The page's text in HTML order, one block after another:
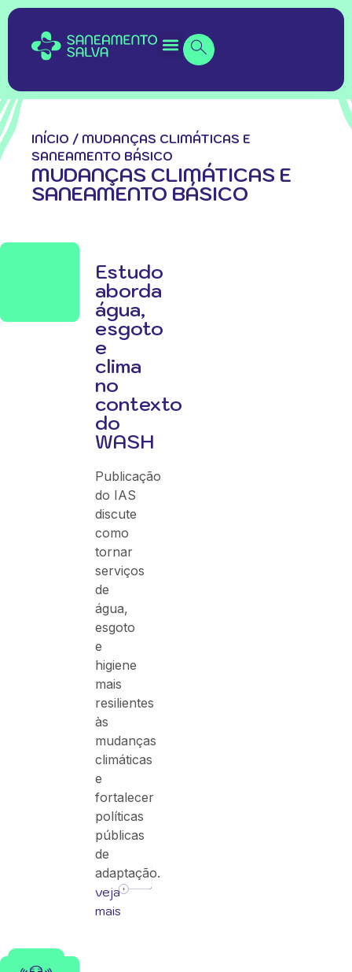
INÍCIO / MUDANÇAS CLIMÁTICAS E
SANEAMENTO BÁSICO
MUDANÇAS CLIMÁTICAS E
SANEAMENTO BÁSICO
Estudo
aborda
água,
esgoto
e
clima
no
contexto
do
WASH
Publicação
do IAS
discute
como
tornar
serviços
de
água,
esgoto
e
higiene
mais
resilientes
às
mudanças
climáticas
e
fortalecer
políticas
públicas
de
adaptação.
veja
mais